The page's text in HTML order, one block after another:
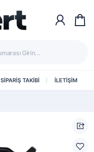
SİPARİŞ TAKİBİ İLETİŞİM